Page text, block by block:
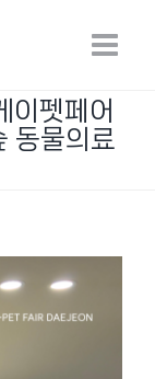
펫페어
동물의료